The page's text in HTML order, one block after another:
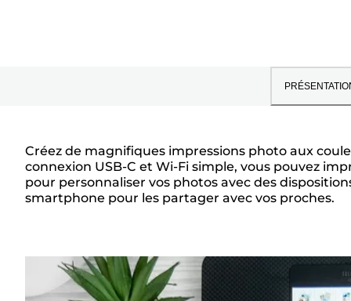
Présentation
Créez de magnifiques impressions photo aux
connexion USB-C et Wi-Fi simple, vous pouvez
pour personnaliser vos photos avec des
smartphone pour les partager avec vos proches.